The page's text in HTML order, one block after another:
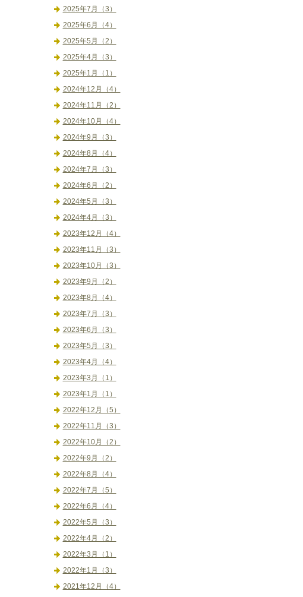
2025年7月（3）
2025年6月（4）
2025年5月（2）
2025年4月（3）
2025年1月（1）
2024年12月（4）
2024年11月（2）
2024年10月（4）
2024年9月（3）
2024年8月（4）
2024年7月（3）
2024年6月（2）
2024年5月（3）
2024年4月（3）
2023年12月（4）
2023年11月（3）
2023年10月（3）
2023年9月（2）
2023年8月（4）
2023年7月（3）
2023年6月（3）
2023年5月（3）
2023年4月（4）
2023年3月（1）
2023年1月（1）
2022年12月（5）
2022年11月（3）
2022年10月（2）
2022年9月（2）
2022年8月（4）
2022年7月（5）
2022年6月（4）
2022年5月（3）
2022年4月（2）
2022年3月（1）
2022年1月（3）
2021年12月（4）